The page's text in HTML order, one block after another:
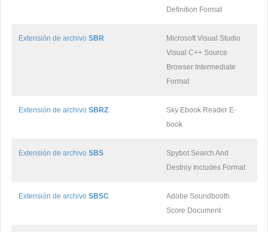
Definition Format
Extensión de archivo SBR
Microsoft Visual Studio
Visual C++ Source
Browser Intermediate
Format
Extensión de archivo SBRZ
Sky Ebook Reader E-
book
Extensión de archivo SBS
Spybot Search And
Destroy Includes Format
Extensión de archivo SBSC
Adobe Soundbooth
Score Document